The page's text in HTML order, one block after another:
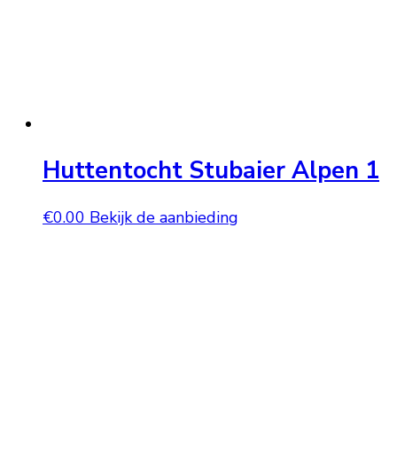
Huttentocht Stubaier Alpen 1
€0.00 Bekijk de aanbieding